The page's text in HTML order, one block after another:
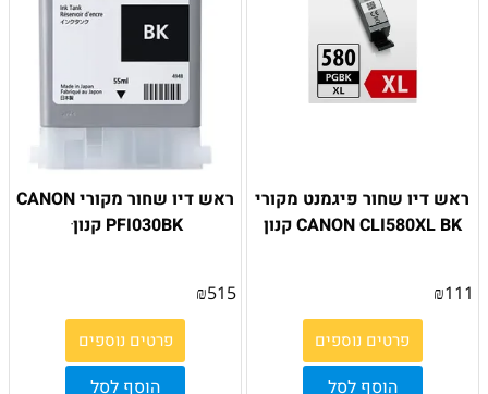
ראש דיו שחור פיגמנט מקורי
CANON CLI580XL BK קנון
₪111
פרטים נוספים
הוסף לסל
ראש דיו שחור מקורי CANON
PFI030BK קנון ׁ
₪515
פרטים נוספים
הוסף לסל